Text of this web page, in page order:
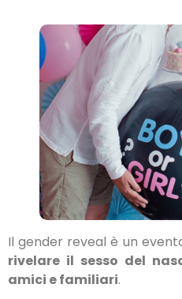
Il gender reveal è un
rivelare il sesso del
amici e familiari.